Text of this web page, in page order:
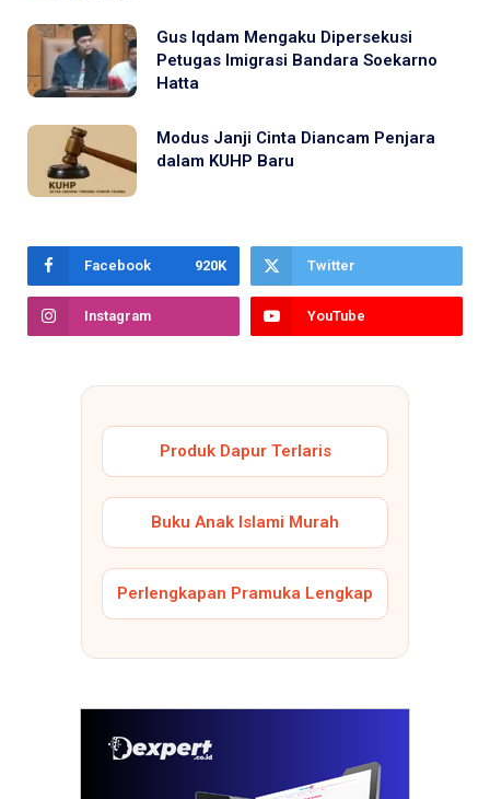
Gus Iqdam Mengaku Dipersekusi
Petugas Imigrasi Bandara Soekarno
Hatta
Modus Janji Cinta Diancam Penjara
dalam KUHP Baru
Facebook 920K Twitter
Instagram YouTube
Produk Dapur Terlaris
Buku Anak Islami Murah
Perlengkapan Pramuka Lengkap